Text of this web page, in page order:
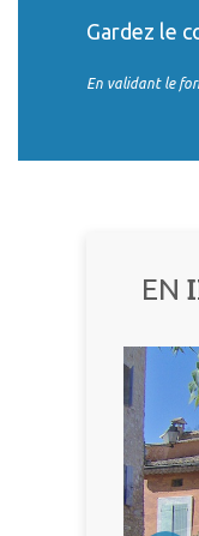
Gardez le
En validant le
EN